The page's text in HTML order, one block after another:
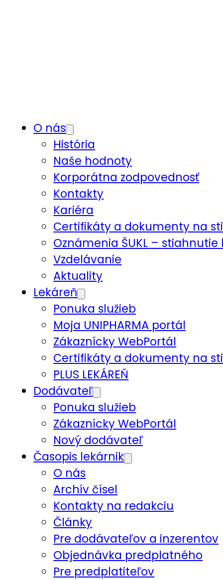
O nás
História
Naše hodnoty
Korporátna zodpovednosť
Kontakty
Kariéra
Certifikáty a dokumenty na
Oznámenia ŠUKL – stiahnutie
Vzdelávanie
Aktuality
Lekáreň
Ponuka služieb
Moja UNIPHARMA portál
Zákaznícky WebPortál
Certifikáty a dokumenty na
PLUS LEKÁREŇ
Dodávateľ
Ponuka služieb
Zákaznícky WebPortál
Nový dodávateľ
Časopis lekárnik
O nás
Archív čísel
Kontakty na redakciu
Články
Pre dodávateľov a inzerentov
Objednávka predplatného
Pre predplatiteľov